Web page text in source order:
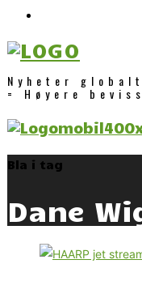
Nyheter
= Høyere
Bla i tag
Dane